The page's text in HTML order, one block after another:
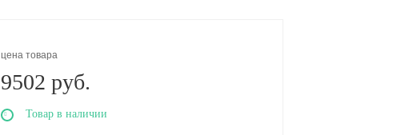
цена товара
9502 руб.
Товар в наличии